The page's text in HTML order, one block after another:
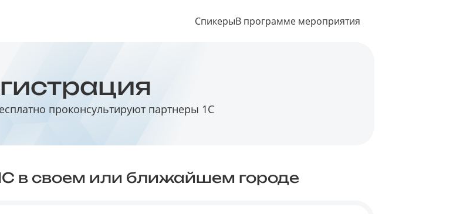
СпикерыВ программе мероприятия
проконсультируют партнеры 1С
в своем или ближайшем городе